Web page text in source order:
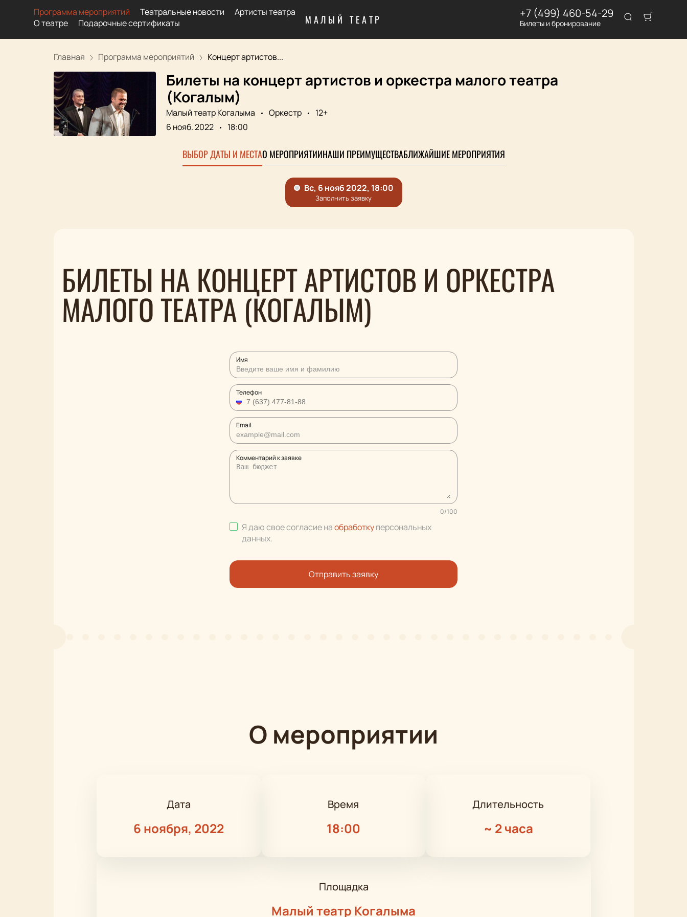
МАЛЫЙ ТЕАТР
Программа мероприятий Театральные новости
Артисты театра
О театре
Подарочные сертификаты
+7 (499) 460-54-29
Билеты и бронирование
Главная Программа мероприятий Концерт артистов...
Билеты на концерт артистов и оркестра малого театра
(Когалым)
Малый театр Когалыма Оркестр
12+
6 нояб. 2022
18:00
ВЫБОР ДАТЫ И МЕСТАО МЕРОПРИЯТИИНАШИ ПРЕИМУЩЕСТВАБЛИЖАЙШИЕ МЕРОПРИЯТИЯ
БИЛЕТЫ НА КОНЦЕРТ АРТИСТОВ И ОРКЕСТРА
МАЛОГО ТЕАТРА (КОГАЛЫМ)
Имя
Телефон
Email
Комментарий к заявке
0/100
Я даю свое согласие наобработкуперсональных
данных.
Отправить заявку
О мероприятии
Дата
6 ноября, 2022
Время
18:00
Длительность
~ 2 часа
Площадка
Малый театр Когалыма